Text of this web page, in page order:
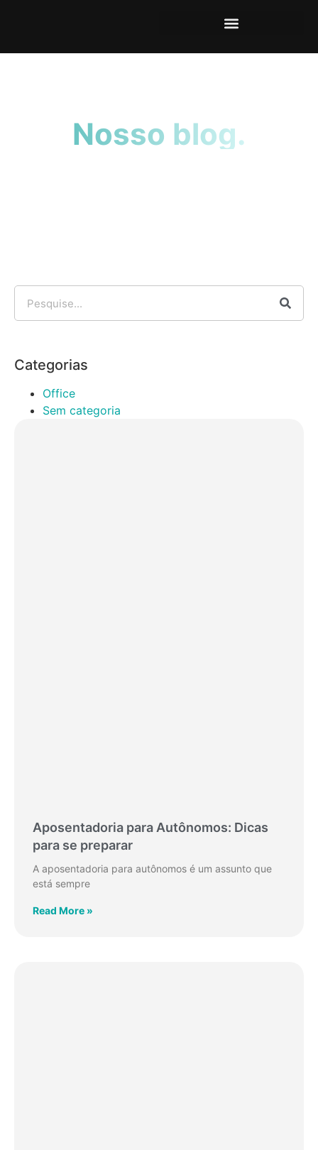
Nosso blog.
Categorias
Office
Sem categoria
Aposentadoria para Autônomos: Dicas
para se preparar
A aposentadoria para autônomos é um assunto que
está sempre
Read More »